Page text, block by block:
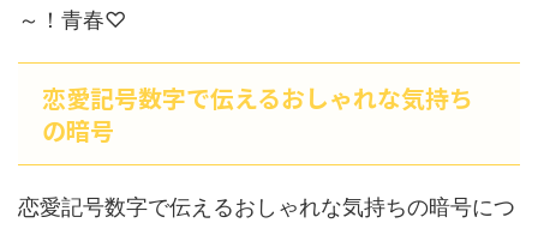
～！青春♡
恋愛記号数字で伝えるおしゃれな気持ち
の暗号
恋愛記号数字で伝えるおしゃれな気持ちの暗号につ